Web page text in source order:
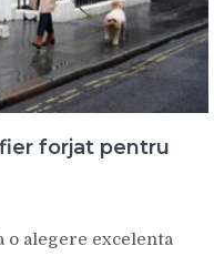
forjat pentru
alegere excelenta